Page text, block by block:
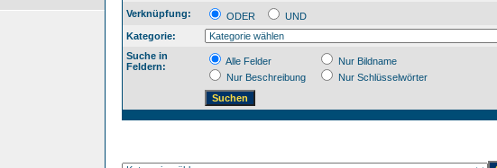
Verknüpfung: ODER
UND
Kategorie:
Suche in
Feldern:
Alle Felder
Nur Bildname
Nur Beschreibung
Nur Schlüsselwörter